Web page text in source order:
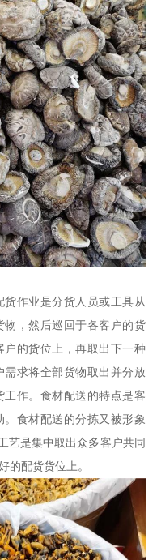
作业是分货人员或工具从
，然后巡回于各客户的货
的货位上，再取出下一种
求将全部货物取出并分放
作。食材配送的特点是客
食材配送的分拣又被形象
艺是集中取出众多客户共同
的配货货位上。